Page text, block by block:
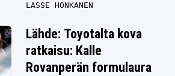
LASSE HONKANEN
Lähde: Toyotalta kova
ratkaisu: Kalle
Rovanperän formulaura